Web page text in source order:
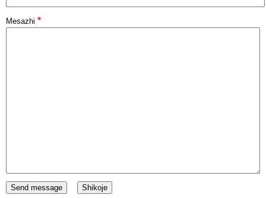
Mesazhi